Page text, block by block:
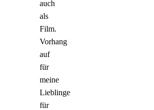
auch
als
Film.
Vorhang
auf
für
meine
Lieblinge
für